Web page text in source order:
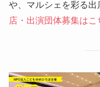
や、マルシェを彩る出
店・出演団体募集はこ